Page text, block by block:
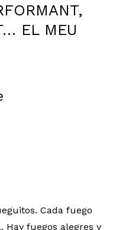
EL MEU
Cada fuego
Hay fuegos alegres y